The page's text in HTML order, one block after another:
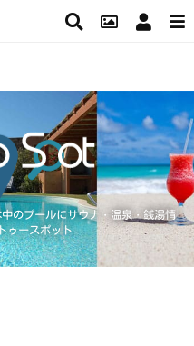
のプールにサウナ・温泉・銭湯情
ゥースポット